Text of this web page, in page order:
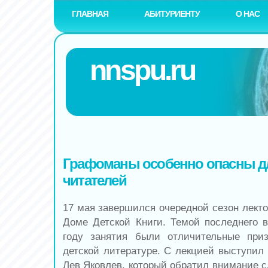
ГЛАВНАЯ АБИТУРИЕНТУ О НАС
nnspu.ru
Графоманы особенно опасны
читателей
17 мая завершился очередной сезон
Доме Детской Книги. Темой последнего
году занятия были отличительные
детской литературе. С лекцией выступил
Лев Яковлев, который обратил внимание